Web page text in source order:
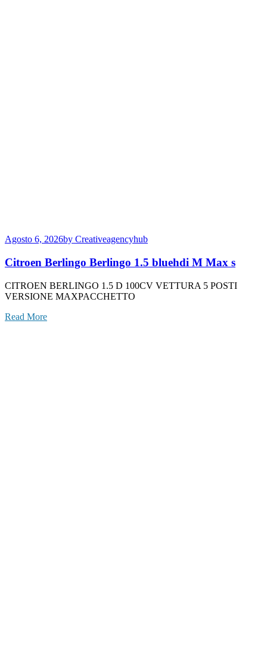
Agosto 6, 2026by Creativeagencyhub
Citroen Berlingo Berlingo 1.5 bluehdi M Max s
CITROEN BERLINGO 1.5 D 100CV VETTURA 5 POSTI
VERSIONE MAXPACCHETTO
Read More